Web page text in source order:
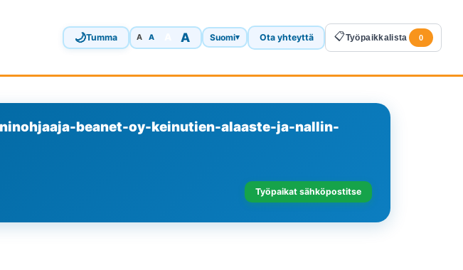
🌙Tumma A A A Suomi▾ Ota yhteyttä 📋Työpaikkalista 0
beanet-oy-keinutien-alaaste-ja-nallin-
Työpaikat sähköpostitse